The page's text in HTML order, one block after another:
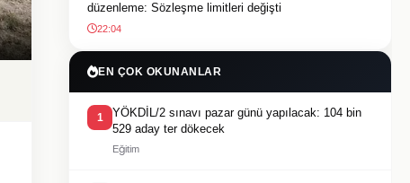
düzenleme: Sözleşme limitleri değişti
22:04
EN ÇOK OKUNANLAR
1
YÖKDİL/2 sınavı pazar günü yapılacak: 104 bin
529 aday ter dökecek
Eğitim